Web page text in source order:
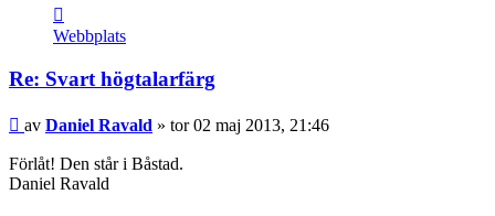
Daniel
Ravald
Webbplats
Re: Svart högtalarfärg
Inlägg
av Daniel Ravald » tor 02 maj 2013, 21:46
Förlåt! Den står i Båstad.
Daniel Ravald